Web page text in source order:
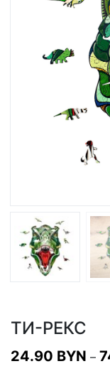
ТИ-РЕКС
24.90 BYN –